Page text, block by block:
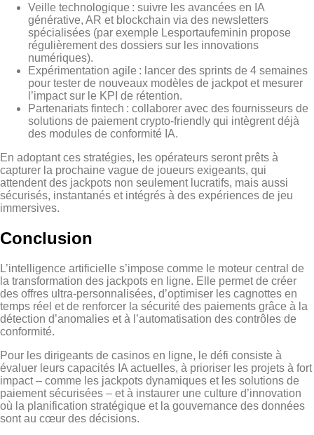
Veille technologique : suivre les avancées en IA
générative, AR et blockchain via des newsletters
spécialisées (par exemple Lesportaufeminin propose
régulièrement des dossiers sur les innovations
numériques).
Expérimentation agile : lancer des sprints de 4 semaines
pour tester de nouveaux modèles de jackpot et mesurer
l’impact sur le KPI de rétention.
Partenariats fintech : collaborer avec des fournisseurs de
solutions de paiement crypto‑friendly qui intègrent déjà
des modules de conformité IA.
En adoptant ces stratégies, les opérateurs seront prêts à
capturer la prochaine vague de joueurs exigeants, qui
attendent des jackpots non seulement lucratifs, mais aussi
sécurisés, instantanés et intégrés à des expériences de jeu
immersives.
Conclusion
L’intelligence artificielle s’impose comme le moteur central de
la transformation des jackpots en ligne. Elle permet de créer
des offres ultra‑personnalisées, d’optimiser les cagnottes en
temps réel et de renforcer la sécurité des paiements grâce à la
détection d’anomalies et à l’automatisation des contrôles de
conformité.
Pour les dirigeants de casinos en ligne, le défi consiste à
évaluer leurs capacités IA actuelles, à prioriser les projets à fort
impact – comme les jackpots dynamiques et les solutions de
paiement sécurisées – et à instaurer une culture d’innovation
où la planification stratégique et la gouvernance des données
sont au cœur des décisions.